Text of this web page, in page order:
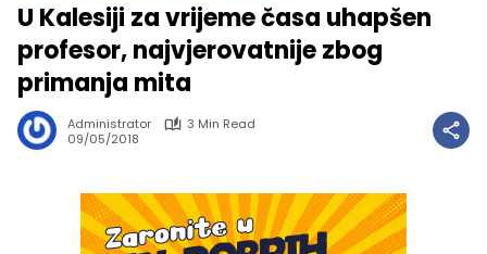
U Kalesiji za vrijeme časa uhapšen
profesor, najvjerovatnije zbog
primanja mita
Administrator
3 Min Read
09/05/2018